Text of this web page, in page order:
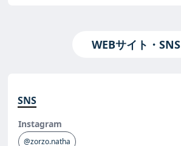
WEBサイト・SNS
SNS
Instagram
@zorzo.natha